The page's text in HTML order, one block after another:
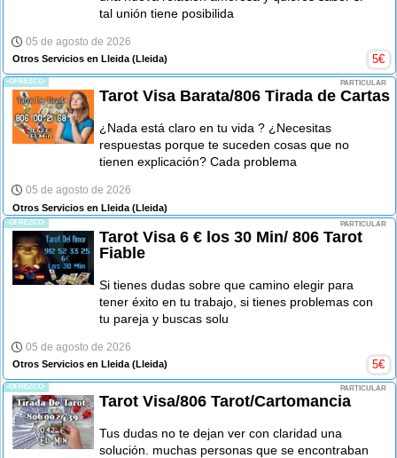
tal unión tiene posibilida
05 de agosto de 2026
Otros Servicios en Lleida (Lleida) 5€
-OFREZCO- PARTICULAR
Tarot Visa Barata/806 Tirada de Cartas
¿Nada está claro en tu vida ? ¿Necesitas
respuestas porque te suceden cosas que no
tienen explicación? Cada problema
05 de agosto de 2026
Otros Servicios en Lleida (Lleida)
-OFREZCO- PARTICULAR
Tarot Visa 6 € los 30 Min/ 806 Tarot
Fiable
Si tienes dudas sobre que camino elegir para
tener éxito en tu trabajo, si tienes problemas con
tu pareja y buscas solu
05 de agosto de 2026
Otros Servicios en Lleida (Lleida) 5€
-OFREZCO- PARTICULAR
Tarot Visa/806 Tarot/Cartomancia
Tus dudas no te dejan ver con claridad una
solución. muchas personas que se encontraban